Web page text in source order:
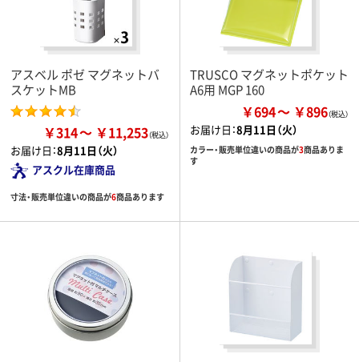
アスベル ポゼ マグネットバ
スケットMB
￥314 ￥11,253
お届け日：8月11日（火）
アスクル在庫商品
寸法・販売単位違いの商品が6商品あります
TRUSCO マグネットポケット
A6用 MGP 160
￥694 ￥896
お届け日：8月11日（火）
カラー・販売単位違いの商品が3商品ありま
す